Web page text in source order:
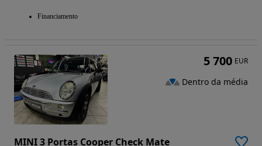
Financiamento
MINI 3 Portas Cooper Check Mate
5 700 EUR
Dentro da média